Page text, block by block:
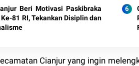
Beri Motivasi Paskibraka
81 RI, Tekankan Disiplin dan
Cianjur yang ingin